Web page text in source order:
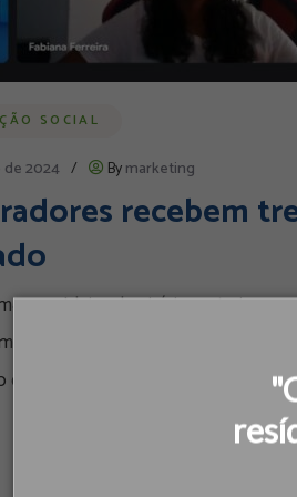
SOCIAL
de 2024 / Bymarketing
recebem
o Ideias deu início ao
da Faixa de 3,5 GHz),
Anatel para apoiar a